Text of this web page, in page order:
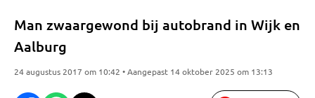
Man zwaargewond bij autobrand in Wijk en
Aalburg
24 augustus 2017 om 10:42 • Aangepast 14 oktober 2025 om 13:13